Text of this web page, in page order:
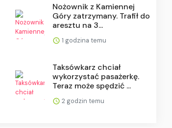
Nożownik z Kamiennej
Góry zatrzymany. Trafił do
aresztu na 3...
1 godzina temu
Taksówkarz chciał
wykorzystać pasażerkę.
Teraz może spędzić ...
2 godzin temu